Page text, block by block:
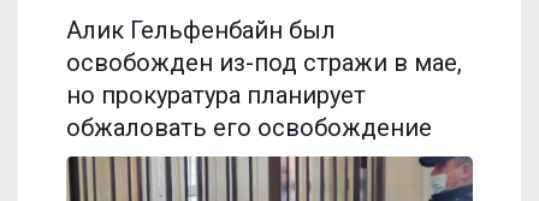
Алик Гельфенбайн был
освобожден из-под стражи в мае,
но прокуратура планирует
обжаловать его освобождение